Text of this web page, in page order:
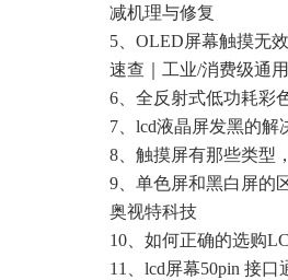
减机理与修复
5、 OLED屏幕触摸无
速查｜工业/消费级通用
6、 全反射式低功耗彩
7、 lcd液晶屏发黑的解
8、 触摸屏有那些类型
9、 单色屏和黑白屏的
奥视特科技
10、 如何正确的选购
11、 lcd屏幕50pin 接口